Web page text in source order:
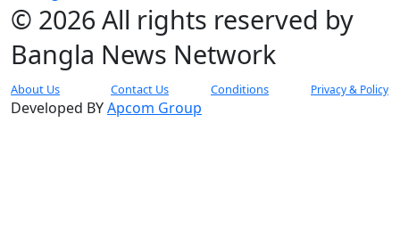
© 2026 All rights reserved by
Bangla News Network
About Us Contact Us Conditions Privacy & Policy
Developed BYApcom Group